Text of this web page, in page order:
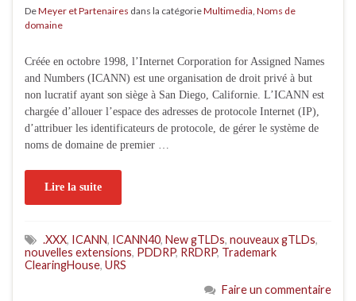
DeMeyer et Partenaires dans la catégorieMultimedia, Noms de
domaine
Créée en octobre 1998, l’Internet Corporation for Assigned Names
and Numbers (ICANN) est une organisation de droit privé à but
non lucratif ayant son siège à San Diego, Californie. L’ICANN est
chargée d’allouer l’espace des adresses de protocole Internet (IP),
d’attribuer les identificateurs de protocole, de gérer le système de
noms de domaine de premier …
Lire la suite
.XXX, ICANN, ICANN40, New gTLDs, nouveaux gTLDs,
nouvelles extensions, PDDRP, RRDRP, Trademark
ClearingHouse, URS
Faire un commentaire